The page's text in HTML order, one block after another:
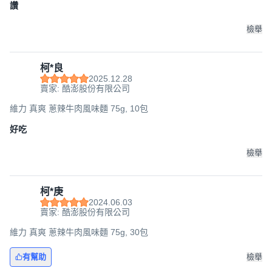
讚
檢舉
柯*良
2025.12.28
賣家: 酷澎股份有限公司
維力 真爽 蔥辣牛肉風味麵 75g, 10包
好吃
檢舉
柯*庚
2024.06.03
賣家: 酷澎股份有限公司
維力 真爽 蔥辣牛肉風味麵 75g, 30包
有幫助 檢舉